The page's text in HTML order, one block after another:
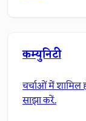
कम्युनिटी
चर्चाओं में शामिल
साझा करें.